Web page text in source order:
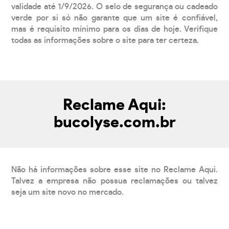
validade até 1/9/2026. O selo de segurança ou cadeado
verde por si só não garante que um site é confiável,
mas é requisito mínimo para os dias de hoje. Verifique
todas as informações sobre o site para ter certeza.
Reclame Aqui:
bucolyse.com.br
Não há informações sobre esse site no Reclame Aqui.
Talvez a empresa não possua reclamações ou talvez
seja um site novo no mercado.